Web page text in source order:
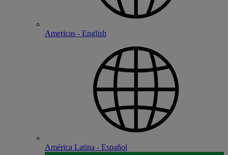
Americas - English
América Latina - Español